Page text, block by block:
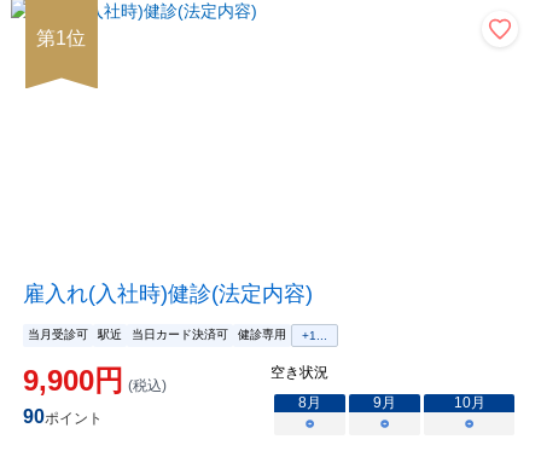
第1位
雇入れ(入社時)健診(法定内容)
当月受診可 駅近 当日カード決済可 健診専用 +1...
9,900円 (税込)
90ポイント
空き状況
8月 9月 10月
○
○ ○